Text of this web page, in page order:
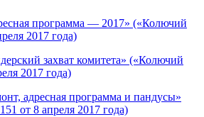
программа — 2017» («Колючий
2017 года)
захват комитета» («Колючий
2017 года)
адресная программа и пандусы»
от 8 апреля 2017 года)